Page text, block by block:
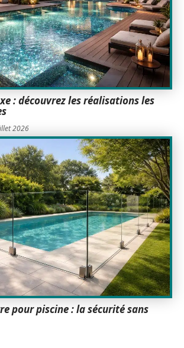
: découvrez les réalisations les
2026
pour piscine : la sécurité sans